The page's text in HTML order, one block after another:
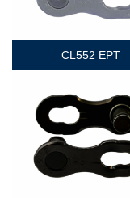
CL552 EPT